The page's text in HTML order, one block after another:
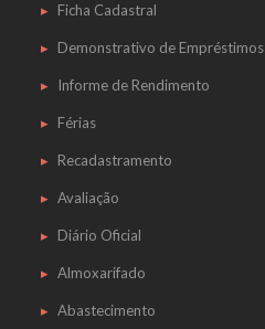
Ficha Cadastral
Demonstrativo de Empréstimos
Informe de Rendimento
Férias
Recadastramento
Avaliação
Diário Oficial
Almoxarifado
Abastecimento